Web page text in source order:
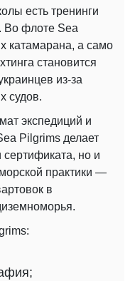
есть тренинги
Во флоте Sea
катамарана, а само
становится
из-за
судов.
экспедиций и
Pilgrims делает
сертификата, но и
практики —
в